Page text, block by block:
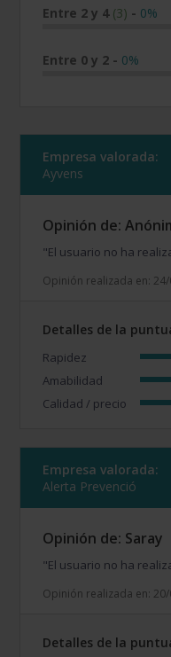
Entre 2 y 4 (3) - 0%
Entre 0 y 2 - 0%
Empresa valorada:
Ayvens
Opinión de:
"El usuario no ha
Opinión realizada en:
Detalles de la
Rapidez
Amabilidad
Calidad / precio
Empresa valorada:
Alerta Prevenció
Opinión de: Saray
"El usuario no ha
Opinión realizada en:
Detalles de la